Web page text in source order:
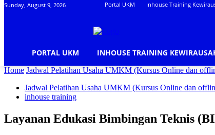
Sunday, August 9, 2026 Portal UKM Inhouse Training
PORTAL UKM INHOUSE TRAINING
Home Jadwal Pelatihan Usaha UMKM (Kursus Online dan
Jadwal Pelatihan Usaha UMKM (Kursus Online dan
inhouse training
Layanan Edukasi Bimbingan Teknis